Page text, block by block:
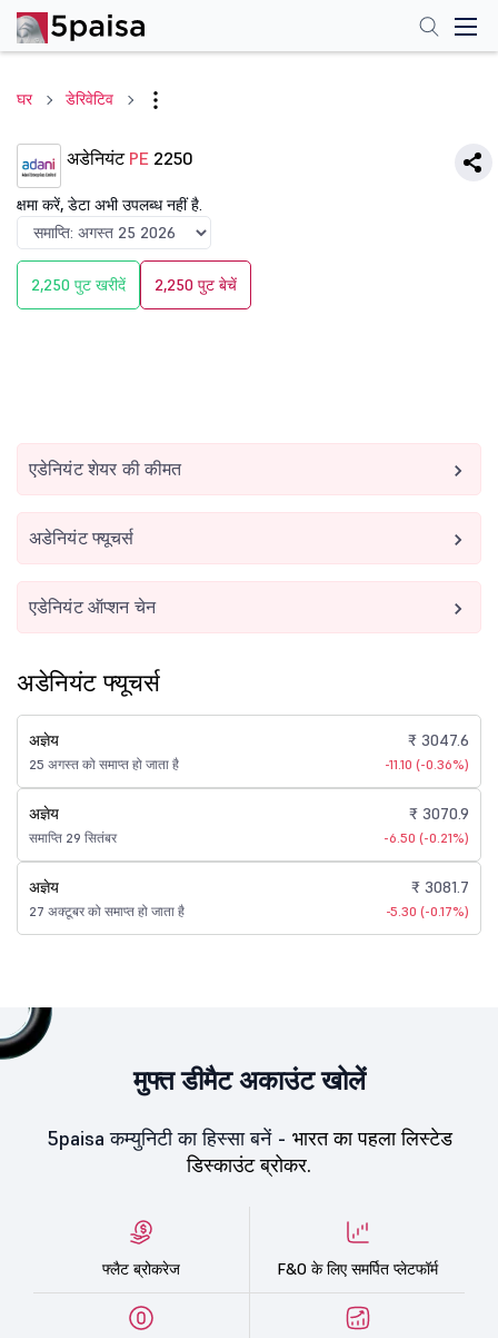
घर डेरिवेटिव
अडेनियंट PE 2250
क्षमा करें, डेटा अभी उपलब्ध नहीं है.
2,250 पुट खरीदें 2,250 पुट बेचें
एडेनियंट शेयर की कीमत
अडेनियंट फ्यूचर्स
एडेनियंट ऑप्शन चेन
अडेनियंट फ्यूचर्स
अज्ञेय
25 अगस्त को समाप्त हो जाता है
₹ 3047.6
-11.10 (-0.36%)
अज्ञेय
समाप्ति 29 सितंबर
₹ 3070.9
-6.50 (-0.21%)
अज्ञेय
27 अक्टूबर को समाप्त हो जाता है
₹ 3081.7
-5.30 (-0.17%)
मुफ्त डीमैट अकाउंट खोलें
5paisa कम्युनिटी का हिस्सा बनें - भारत का पहला लिस्टेड
डिस्काउंट ब्रोकर.
फ्लैट ब्रोकरेज F&O के लिए समर्पित प्लेटफॉर्म